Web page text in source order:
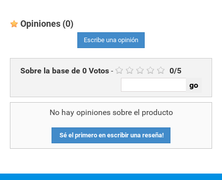
Opiniones (0)
Escribe una opinión
Sobre la base de 0 Votos - 0/5
No hay opiniones sobre el producto
Sé el primero en escribir una reseña!